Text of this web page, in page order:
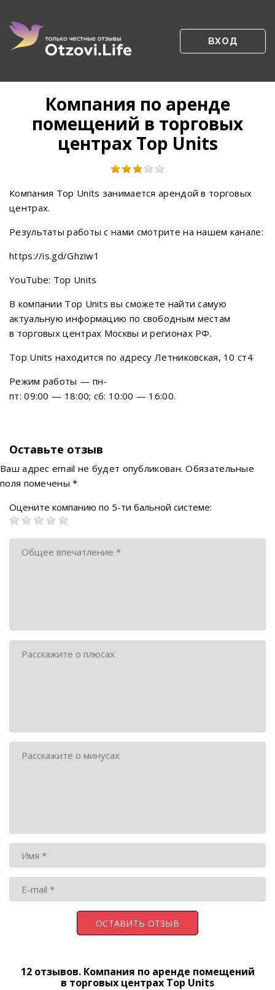
ВХОД
Компания по аренде
помещений в торговых
центрах Top Units
Компания Top Units занимается арендой в торговых
центрах.
Результаты работы с нами смотрите на нашем канале:
https://is.gd/Ghziw1
YouTube: Top Units
В компании Top Units вы сможете найти самую
актуальную информацию по свободным местам
в торговых центрах Москвы и регионах РФ.
Top Units находится по адресу Летниковская, 10 ст4
Режим работы — пн-
пт: 09:00 — 18:00; сб: 10:00 — 16:00.
Оставьте отзыв
Ваш адрес email не будет опубликован. Обязательные
поля помечены*
Оцените компанию по 5-ти бальной системе:
12 отзывов. Компания по аренде помещений
в торговых центрах Top Units